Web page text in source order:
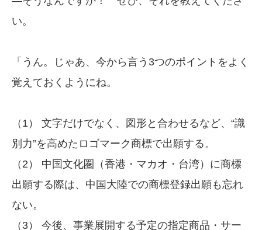
い。
「うん。じゃあ、今から言う3つのポイントをよく
覚えておくようにね。
（1） 文字だけでなく、図形と合わせるなど、“識
別力”を高めたロゴマーク商標で出願する。
（2） 中国文化圏（香港・マカオ・台湾）に商標
出願する際は、中国大陸での商標登録出願も忘れ
ない。
（3） 今後、事業展開する予定の指定商品・サー